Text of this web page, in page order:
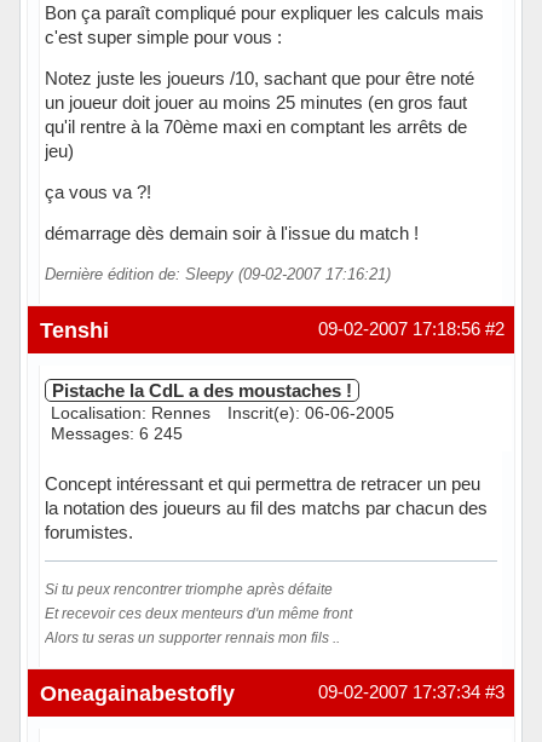
Bon ça paraît compliqué pour expliquer les calculs mais
c'est super simple pour vous :
Notez juste les joueurs /10, sachant que pour être noté
un joueur doit jouer au moins 25 minutes (en gros faut
qu'il rentre à la 70ème maxi en comptant les arrêts de
jeu)
ça vous va ?!
démarrage dès demain soir à l'issue du match !
Dernière édition de: Sleepy (09-02-2007 17:16:21)
Hors ligne #2
09-02-2007 17:18:56
Tenshi
Pistache la CdL a des moustaches !
Localisation: Rennes
Inscrit(e): 06-06-2005
Messages: 6 245
Concept intéressant et qui permettra de retracer un peu
la notation des joueurs au fil des matchs par chacun des
forumistes.
Si tu peux rencontrer triomphe après défaite
Et recevoir ces deux menteurs d'un même front
Alors tu seras un supporter rennais mon fils ..
Hors ligne #3
09-02-2007 17:37:34
Oneagainabestofly